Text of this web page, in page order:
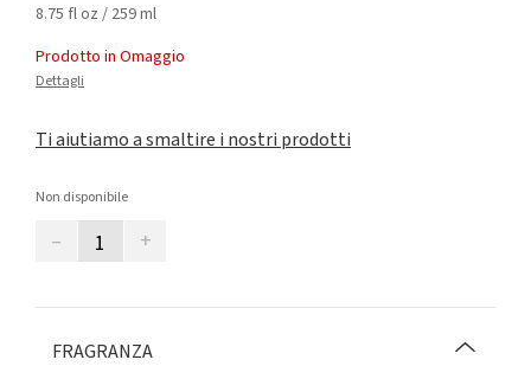
8.75 fl oz / 259 ml
Prodotto in Omaggio
Dettagli
Ti aiutiamo a smaltire i nostri prodotti
Non disponibile
– +
FRAGRANZA